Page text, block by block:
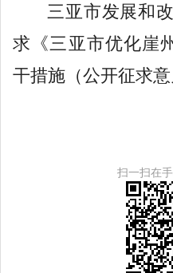
三亚市发展和
求《三亚市优化崖
干措施（公开征求
扫一扫在